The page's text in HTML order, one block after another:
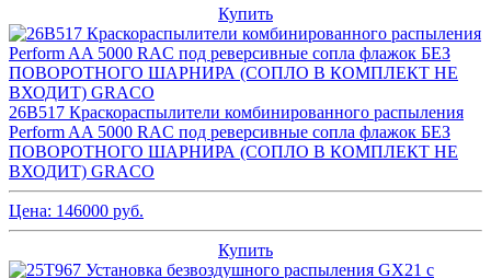
Купить
26B517 Краскораспылители комбинированного распыления
Perform AA 5000 RAC под реверсивные сопла флажок БЕЗ
ПОВОРОТНОГО ШАРНИРА (СОПЛО В КОМПЛЕКТ НЕ
ВХОДИТ) GRACO
Цена: 146000 руб.
Купить